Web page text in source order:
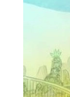
Chú trọng
đỏ sẫm
trưng của
sống động
của bạn
Độ phân
tiên các
từng sợi
rõ nét. Một
hút của